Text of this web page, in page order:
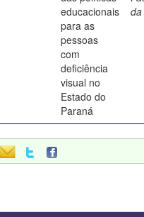
educacionais
para as
pessoas
com
deficiência
visual no
Estado do
Paraná